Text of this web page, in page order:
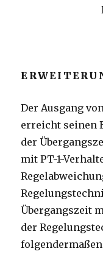
Der Ausgang
erreicht seinen
der
mit PT-1-
Übergangszeit
der